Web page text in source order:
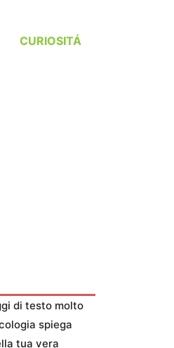
CURIOSITÁ
di testo molto
spiega
tua vera